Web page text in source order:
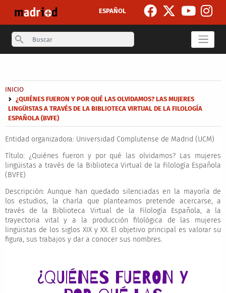
ESPAÑOL
Search
Breadcrumb
INICIO
¿QUIÉNES FUERON Y POR QUÉ LAS OLVIDAMOS? LAS MUJERES
LINGÜISTAS A TRAVÉS DE LA BIBLIOTECA VIRTUAL DE LA FILOLOGÍA
ESPAÑOLA (BVFE)
Entidad organizadora: Universidad Complutense de Madrid (UCM)
Título: ¿Quiénes fueron y por qué las olvidamos? Las mujeres
lingüistas a través de la Biblioteca Virtual de la Filología Española
(BVFE)
Descripción: Aunque han quedado silenciadas en la mayoría de
los estudios, la charla que planteamos pretende acercarse, a
través de la Biblioteca Virtual de la Filología Española, a la
trayectoria vital y a la producción filológica de las mujeres
lingüistas de los siglos XIX y XX. El objetivo principal es valorar su
figura, sus trabajos y dar a conocer sus nombres.